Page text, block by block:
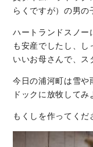
らくですが）の男の
ハートランドスノー
も安産でしたし、し
いいお母さんで、ス
今日の浦河町は雪や
ドックに放牧してみ
もくしを作ってくだ